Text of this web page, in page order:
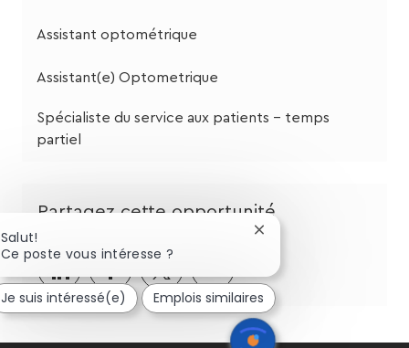
Assistant optométrique
Assistant(e) Optometrique
Spécialiste du service aux patients - temps
partiel
Partagez cette opportunité
via
LinkedIn
via
Facebook
via
twitter
Partager
par
e-
Salut!
Ce poste vous intéresse ?
Fermer
notification
du
chatbot
Je suis intéressé(e) Emplois similaires